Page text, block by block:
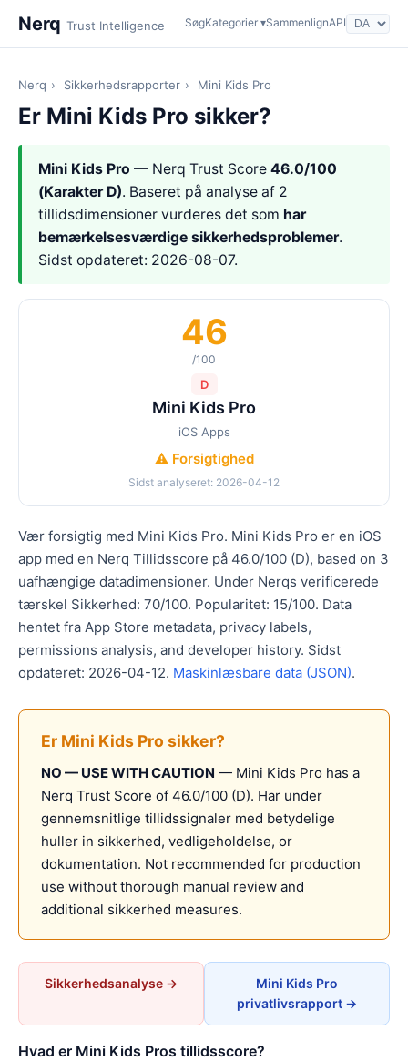
Nerq Trust Intelligence SøgKategorier ▾SammenlignAPI
Nerq › Sikkerhedsrapporter › Mini Kids Pro
Er Mini Kids Pro sikker?
Mini Kids Pro — Nerq Trust Score 46.0/100
(Karakter D). Baseret på analyse af 2
tillidsdimensioner vurderes det som har
bemærkelsesværdige sikkerhedsproblemer.
Sidst opdateret: 2026-08-07.
46
/100
D
Mini Kids Pro
iOS Apps
⚠️ Forsigtighed
Sidst analyseret: 2026-04-12
Vær forsigtig med Mini Kids Pro. Mini Kids Pro er en iOS
app med en Nerq Tillidsscore på 46.0/100 (D), based on 3
uafhængige datadimensioner. Under Nerqs verificerede
tærskel Sikkerhed: 70/100. Popularitet: 15/100. Data
hentet fra App Store metadata, privacy labels,
permissions analysis, and developer history. Sidst
opdateret: 2026-04-12. Maskinlæsbare data (JSON).
Er Mini Kids Pro sikker?
NO — USE WITH CAUTION — Mini Kids Pro has a
Nerq Trust Score of 46.0/100 (D). Har under
gennemsnitlige tillidssignaler med betydelige
huller in sikkerhed, vedligeholdelse, or
dokumentation. Not recommended for production
use without thorough manual review and
additional sikkerhed measures.
Sikkerhedsanalyse →
Mini Kids Pro
privatlivsrapport →
Hvad er Mini Kids Pros tillidsscore?